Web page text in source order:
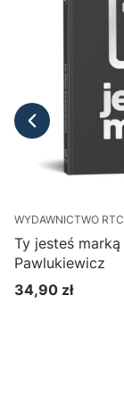
WYDAWNICTWO
Ty jesteś
Pawlukiewicz
Cena
34,90 zł